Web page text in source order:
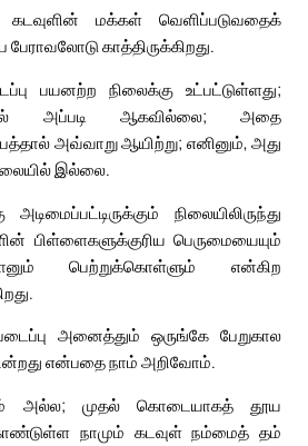
கடவுளின் மக்கள் வெளிப்படுவதைக்
காத்திருக்கிறது.
பயனற்ற நிலைக்கு உட்பட்டுள்ளது;
அப்படி ஆகவில்லை; அதை
அவ்வாறு ஆயிற்று; எனினும், அது
இல்லை.
நிலையிலிருந்து
பிள்ளைகளுக்குரிய பெருமையையும்
பெற்றுக்கொள்ளும் என்கிற
அனைத்தும் ஒருங்கே பேறுகால
என்பதை நாம் அறிவோம்.
அல்ல; முதல் கொடையாகத் தூய
நாமும் கடவுள் நம்மைத் தம்